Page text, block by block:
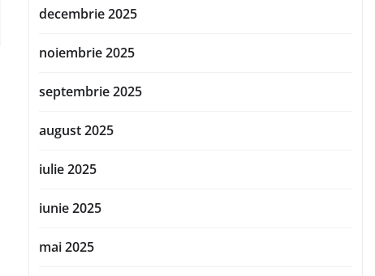
decembrie 2025
noiembrie 2025
septembrie 2025
august 2025
iulie 2025
iunie 2025
mai 2025